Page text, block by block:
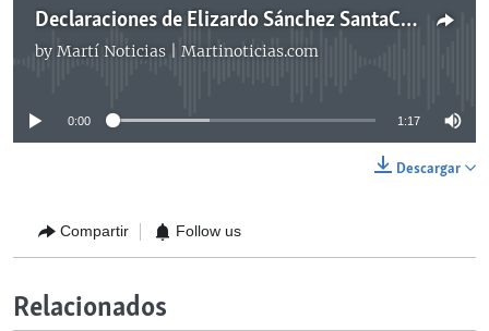
Declaraciones de Elizardo Sánchez SantaCruz, presidente de la CCDHRN
by Martí Noticias | Martinoticias.com
No media source currently available
0:00 1:17
Descargar
Compartir Follow us
Relacionados